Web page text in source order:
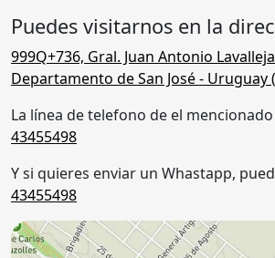
Puedes visitarnos en la
999Q+736, Gral. Juan Antonio Lavalleja
Departamento de San José- Uruguay (
La línea de telefono de el mencionado
43455498
Y si quieres enviar un Whastapp,
43455498